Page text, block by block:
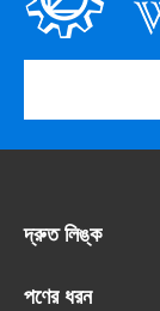
দ্রুত লিঙ্ক
পণের ধরন